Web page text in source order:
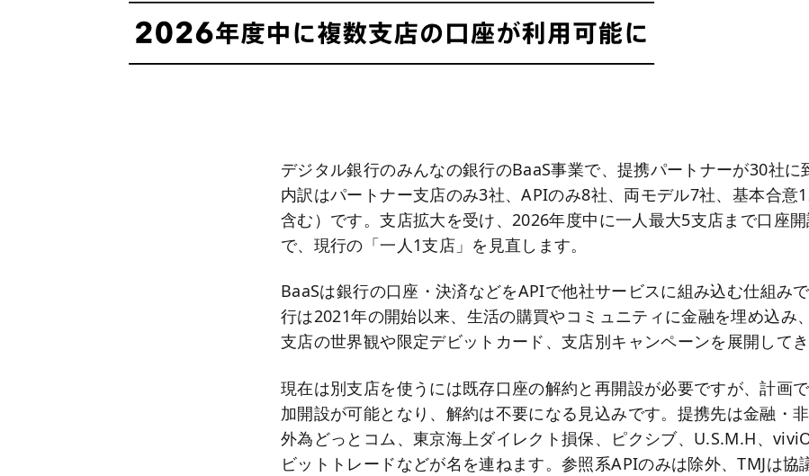
デジタル銀行のみんなの銀行のBaaS事業で、提携パートナーが30社に
内訳はパートナー支店のみ3社、APIのみ8社、両モデル7社、基本合意
含む）です。支店拡大を受け、2026年度中に一人最大5支店まで口座
で、現行の「一人1支店」を見直します。
BaaSは銀行の口座・決済などをAPIで他社サービスに組み込む仕組み
行は2021年の開始以来、生活の購買やコミュニティに金融を埋め込み
支店の世界観や限定デビットカード、支店別キャンペーンを展開してき
現在は別支店を使うには既存口座の解約と再開設が必要ですが、計画
加開設が可能となり、解約は不要になる見込みです。提携先は金融・非
外為どっとコム、東京海上ダイレクト損保、ピクシブ、U.S.M.H、
ビットトレードなどが名を連ねます。参照系APIのみは除外、TMJは協